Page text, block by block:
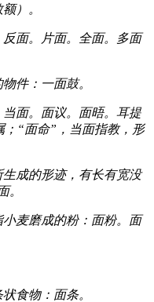
）。
反面。片面。全面。多面
件：一面鼓。
当面。面议。面晤。耳提
；“面命”，当面指教，形
生成的形迹，有长有宽没
。
小麦磨成的粉：面粉。面
食物：面条。